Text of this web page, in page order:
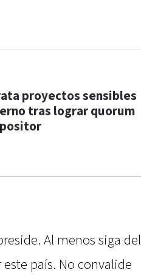
proyectos sensibles
tras lograr quorum
Al menos siga del
país. No convalide